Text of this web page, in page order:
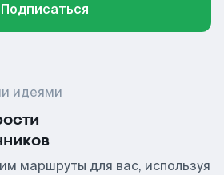
Подписаться
идеями
маршруты для вас, используя